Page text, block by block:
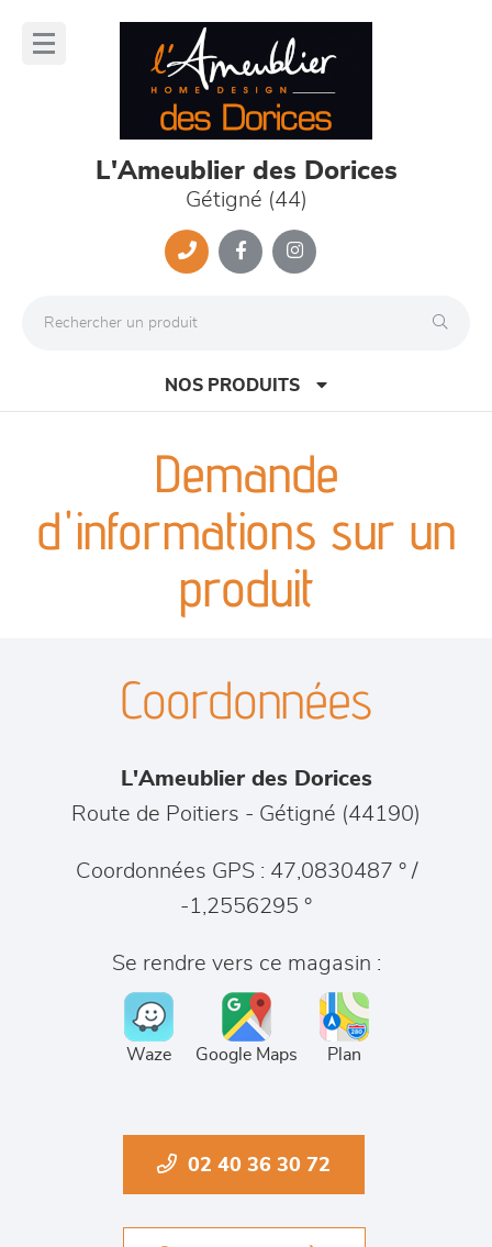
L'Ameublier des Dorices
Gétigné (44)
NOS PRODUITS
canapés et fauteuils
séjours
meubles de complément
chambres et dressing
outdoor
décoration
Demande
d'informations sur un
produit
Coordonnées
L'Ameublier des Dorices
Route de Poitiers - Gétigné (44190)
Coordonnées GPS : 47,0830487 ° /
-1,2556295 °
Se rendre vers ce magasin :
Waze Google Maps Plan
02 40 36 30 72